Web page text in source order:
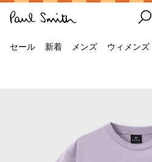
セール 新着 メンズ ウィメンズ